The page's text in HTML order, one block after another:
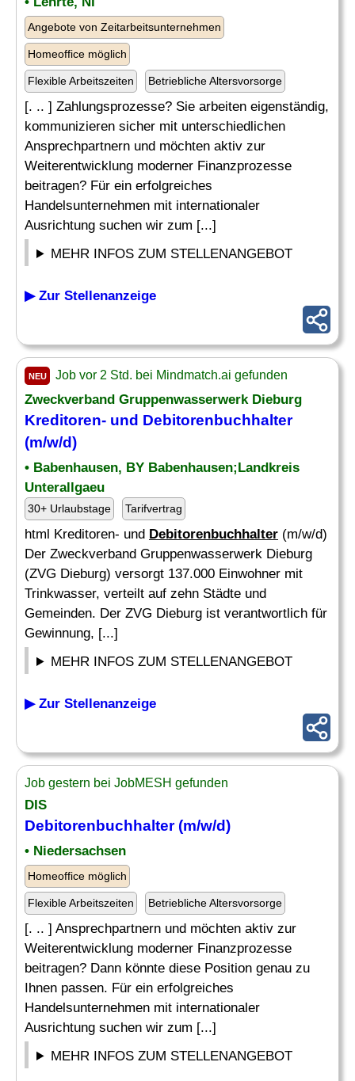
Angebote von Zeitarbeitsunternehmen
Homeoffice möglich
Flexible Arbeitszeiten Betriebliche Altersvorsorge
[. .. ] Zahlungsprozesse? Sie arbeiten eigenständig,
kommunizieren sicher mit unterschiedlichen
Ansprechpartnern und möchten aktiv zur
Weiterentwicklung moderner Finanzprozesse
beitragen? Für ein erfolgreiches
Handelsunternehmen mit internationaler
Ausrichtung suchen wir zum [...]
MEHR INFOS ZUM STELLENANGEBOT
▶ Zur Stellenanzeige
NEU Job vor 2 Std. bei Mindmatch.ai gefunden
Zweckverband Gruppenwasserwerk Dieburg
Kreditoren- und Debitorenbuchhalter
(m/w/d)
• Babenhausen, BY Babenhausen;Landkreis
Unterallgaeu
30+ Urlaubstage Tarifvertrag
html Kreditoren- und Debitorenbuchhalter (m/w/d)
Der Zweckverband Gruppenwasserwerk Dieburg
(ZVG Dieburg) versorgt 137.000 Einwohner mit
Trinkwasser, verteilt auf zehn Städte und
Gemeinden. Der ZVG Dieburg ist verantwortlich für
Gewinnung, [...]
MEHR INFOS ZUM STELLENANGEBOT
▶ Zur Stellenanzeige
Job gestern bei JobMESH gefunden
DIS
Debitorenbuchhalter(m/w/d)
• Niedersachsen
Homeoffice möglich
Flexible Arbeitszeiten Betriebliche Altersvorsorge
[. .. ] Ansprechpartnern und möchten aktiv zur
Weiterentwicklung moderner Finanzprozesse
beitragen? Dann könnte diese Position genau zu
Ihnen passen. Für ein erfolgreiches
Handelsunternehmen mit internationaler
Ausrichtung suchen wir zum [...]
MEHR INFOS ZUM STELLENANGEBOT